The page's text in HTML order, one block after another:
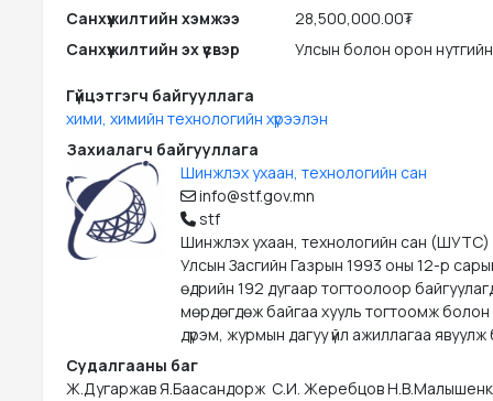
Санхүүжилтийн хэмжээ
28,500,000.00₮
Санхүүжилтийн эх үүсвэр
Улсын болон орон
Гүйцэтгэгч байгууллага
хими, химийн технологийн хүрээлэн
Захиалагч байгууллага
Шинжлэх ухаан, технологийн сан
info@stf.gov.mn
stf
Шинжлэх ухаан, технологийн сан
Улсын Засгийн Газрын 1993 оны 12-р
өдрийн 192 дугаар тогтоолоор
мөрдөгдөж байгаа хууль тогтоомж
дүрэм, журмын дагуу үйл ажиллагаа явуулж
Судалгааны баг
Ж.Дугаржав Я.Баасандорж  С.И. Жеребцов